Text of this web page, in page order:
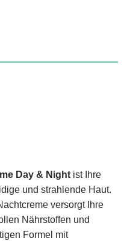
Day & Night ist Ihre
und strahlende Haut.
versorgt Ihre
Nährstoffen und
Formel mit